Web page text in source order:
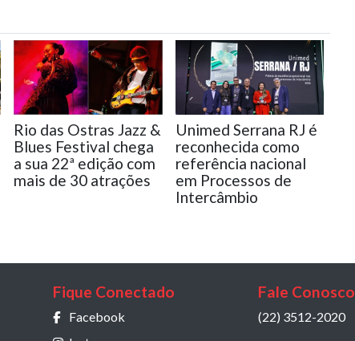
Rio das Ostras Jazz &
Blues Festival chega
a sua 22ª edição com
mais de 30 atrações
Unimed Serrana RJ é
reconhecida como
referência nacional
em Processos de
Intercâmbio
Fique Conectado
Facebook
Fale Conosco
(22) 3512-2020